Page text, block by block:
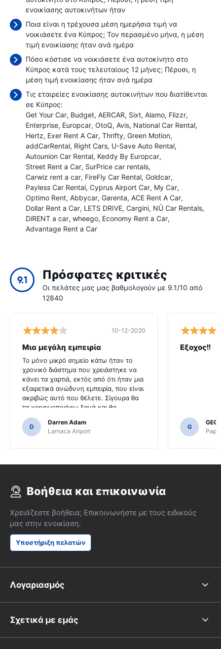
ενοικίασης αυτοκινήτων ήταν
Ποια είναι η τρέχουσα μέση ημερήσια τιμή να
νοικιάσετε ένα Κύπρος; Τον περασμένο μήνα, η μέση
τιμή ενοικίασης ήταν ανά ημέρα
Πόσο κόστισε να νοικιάσετε ένα αυτοκίνητο στο
Κύπρος κατά τους τελευταίους 12 μήνες; Πέρυσι, η
μέση τιμή ενοικίασης ήταν ανά ημέρα
Τις εταιρείες ενοικίασης αυτοκινήτων που διατίθενται
σε Κύπρος:
Get Your Car Budget AERCAR Sixt Alamo Flizzr
Enterprise Europcar OtoQ Avis National Car Rental
Hertz Exer Rent A Car Thrifty Green Motion
addCarRental Right Cars U-Save Auto Rental
Autounion Car Rental Keddy By Europcar
Street Rent a Car SurPrice car rentals
Carwiz rent a car FireFly Car Rental Goldcar
Payless Car Rental Cyprus Airport Car My Car
Optimo Rent Abbycar Garenta ACE Rent A Car
Dollar Rent a Car LETS DRIVE Cargini NÜ Car Rentals
DiRENT a car wheego Economy Rent a Car
Advantage Rent a Car
9.1 Πρόσφατες κριτικές
Οι πελάτες μας μας βαθμολογούν με 9.1/10 από
12840
10-12-2020
Μια μεγάλη εμπειρία
Το μόνο μικρό σημείο κάτω ήταν το
χρονικό διάστημα που χρειάστηκε να
κάνει τα χαρτιά, εκτός από ότι ήταν μια
εξαιρετικά ανώδυνη εμπειρία, που είναι
ακριβώς αυτό που θέλετε. Σίγουρα θα
τα χρησιμοποιήσω ξανά και θα
συνιστούσα στους άλλους να κάνουν
το ίδιο.
D
Darren Adam
Larnaca Airport
Εξοχος!!
G
Βοήθεια και επικοινωνία
Χρειάζεστε βοήθεια; Επικοινωνήστε με τους ειδικούς
μας στην ενοικίαση.
Υποστήριξη πελατών
Λογαριασμός
Σχετικά με εμάς